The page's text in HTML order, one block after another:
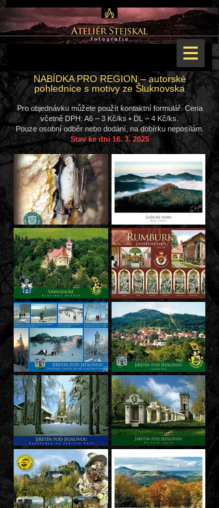
NABÍDKA PRO REGION – autorské
pohlednice s motivy ze Šluknovska
Pro objednávku můžete použít kontaktní formulář. Cena
včetně DPH: A6 – 3 Kč/ks • DL – 4 Kč/ks.
Pouze osobní odběr nebo dodání, na dobírku neposílám.
Stav ke dni 16.3. 2025